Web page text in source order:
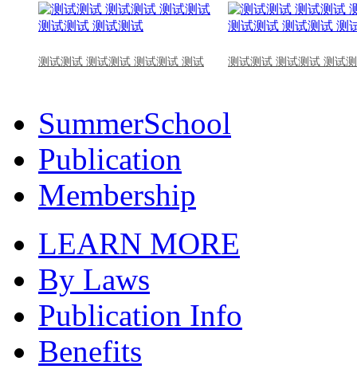
测试测试 测试测试 测试测试 测试 测试测试 测试测试 测试
SummerSchool
Publication
Membership
LEARN MORE
By Laws
Publication Info
Benefits